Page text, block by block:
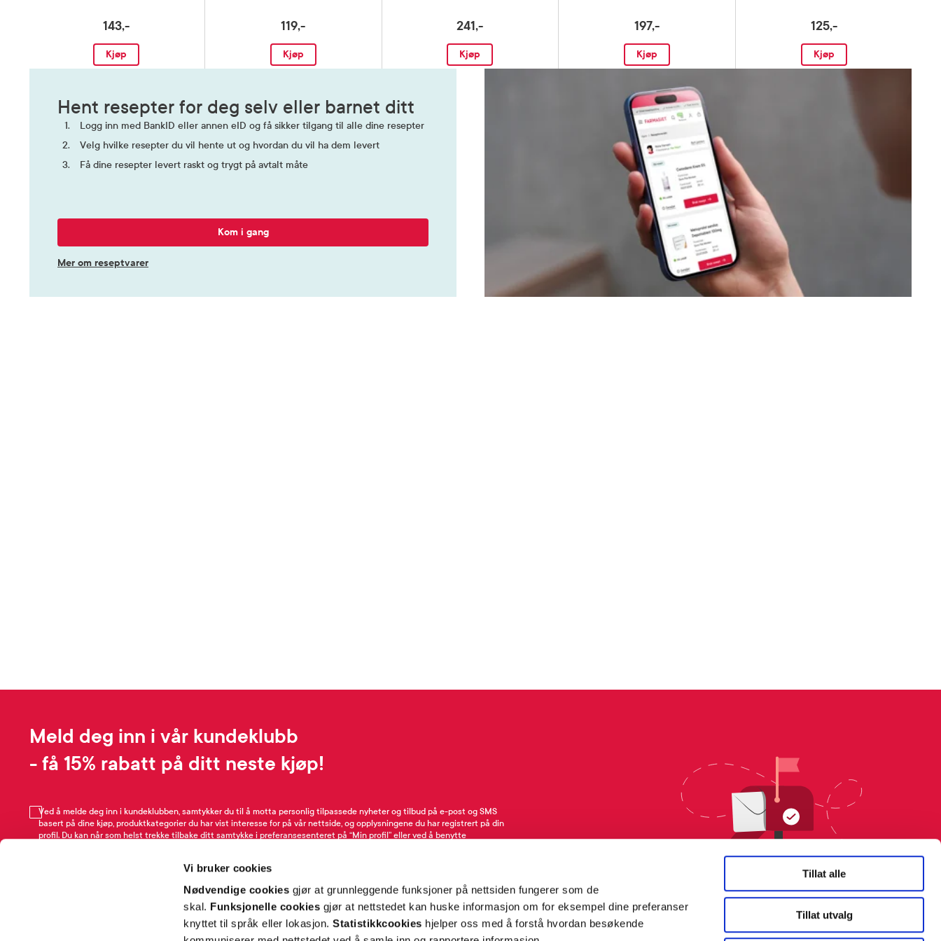
Vi bruker cookies
Nødvendige cookies gjør at grunnleggende funksjoner på nettsiden fungerer som de
skal. Funksjonelle cookies gjør at nettstedet kan huske informasjon om for eksempel dine preferanser
knyttet til språk eller lokasjon.Statistikkcookies hjelper oss med å forstå hvordan besøkende
Tillat alle
Tillat utvalg
143,-
Kjøp
119,-
Kjøp
241,-
Kjøp
197,-
Kjøp
125,-
Kjøp
Hent resepter for deg selv eller barnet ditt
Logg inn med BankID eller annen eID og få sikker tilgang til alle dine resepter
Velg hvilke resepter du vil hente ut og hvordan du vil ha dem levert
Få dine resepter levert raskt og trygt på avtalt måte
Kom i gang
Mer om reseptvarer
Meld deg inn i vår kundeklubb
- få 15% rabatt på ditt neste kjøp!
Ved å melde deg inn i kundeklubben, samtykker du til å motta personlig tilpassede nyheter og tilbud på e-post og SMS
basert på dine kjøp, produktkategorier du har vist interesse for på vår nettside, og opplysningene du har registrert på din
profil. Du kan når som helst trekke tilbake ditt samtykke i preferansesenteret på “Min profil” eller ved å benytte
Meld meg på